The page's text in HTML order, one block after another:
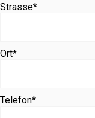
Strasse*
Ort*
Telefon*